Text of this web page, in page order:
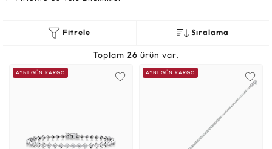
Fitrele Sıralama
Toplam 26 ürün var.
AYNI GÜN KARGO AYNI GÜN KARGO